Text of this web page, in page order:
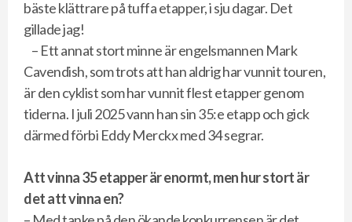
bäste klättrare på tuffa etapper, i sju dagar. Det
gillade jag!
– Ett annat stort minne är engelsmannen Mark
Cavendish, som trots att han aldrig har vunnit touren,
är den cyklist som har vunnit flest etapper genom
tiderna. I juli 2025 vann han sin 35:e etapp och gick
därmed förbi Eddy Merckx med 34 segrar.
Att vinna 35 etapper är enormt, men hur stort är
det att vinna en?